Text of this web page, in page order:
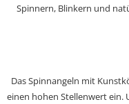
Spinnern, Blinkern und
Das Spinnangeln mit
einen hohen Stellenwert ein.